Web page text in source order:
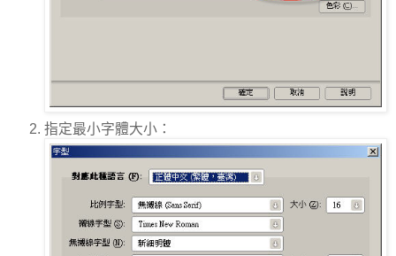
指定最小字體大小：